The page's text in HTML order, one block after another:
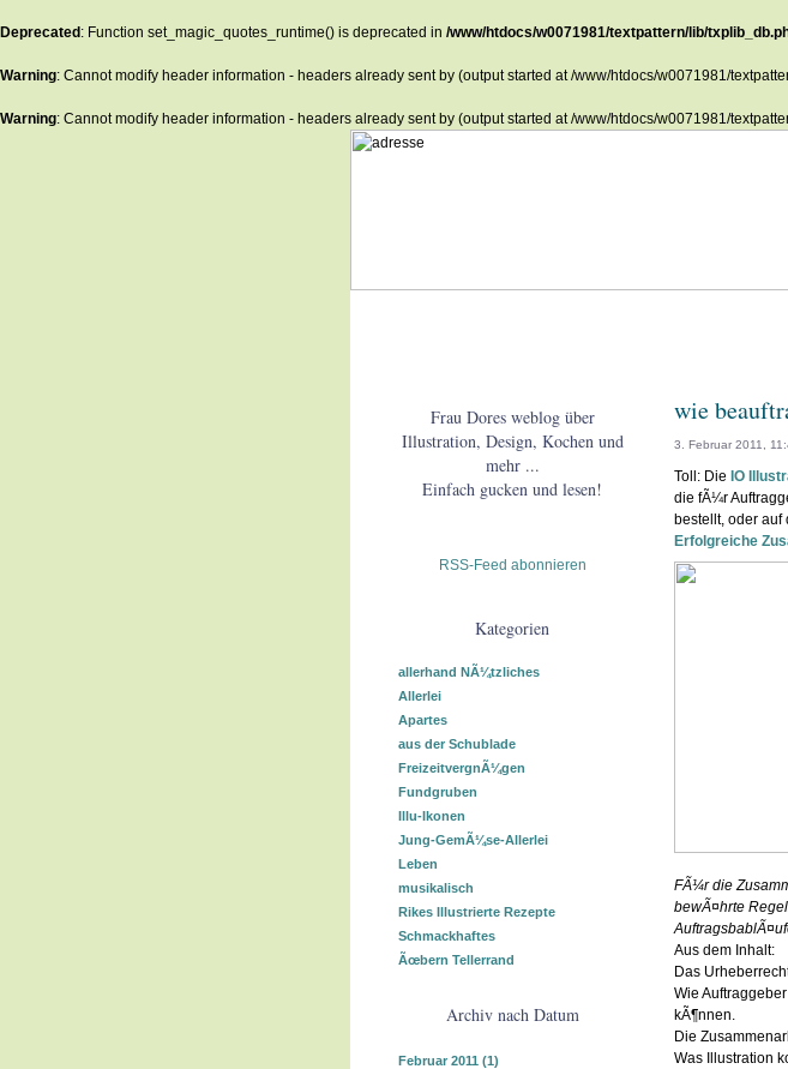
Deprecated : Function set_magic_quotes_runtime() is deprecated in /www/htdocs/w0071981/textpattern/lib/
Warning: Cannot modify header information - headers already sent by (output started at /www/htdocs/w0071981/
Warning: Cannot modify header information - headers already sent by (output started at /www/htdocs/w0071981/
Frau Dores weblog über
Illustration, Design, Kochen und
mehr ...
Einfach gucken und lesen!
RSS-Feed abonnieren
Kategorien
allerhand NÃ¼tzliches
Allerlei
Apartes
aus der Schublade
FreizeitvergnÃ¼gen
Fundgruben
Illu-Ikonen
Jung-GemÃ¼se-Allerlei
Leben
musikalisch
Rikes Illustrierte Rezepte
Schmackhaftes
Ãœbern Tellerrand
Archiv nach Datum
Februar 2011 (1)
wie
3. Februar 2011,
Toll: Die IO
die fÃ¼r
bestellt, oder auf
Erfolgreiche
FÃ¼r die
bewÃ¤hrte
Aus dem Inhalt:
Das
Wie
kÃ¶nnen.
Die
Was Illustration